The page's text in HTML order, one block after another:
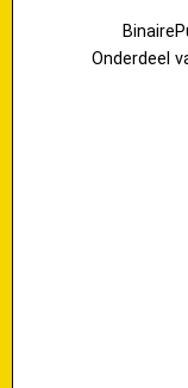
Onderdeel